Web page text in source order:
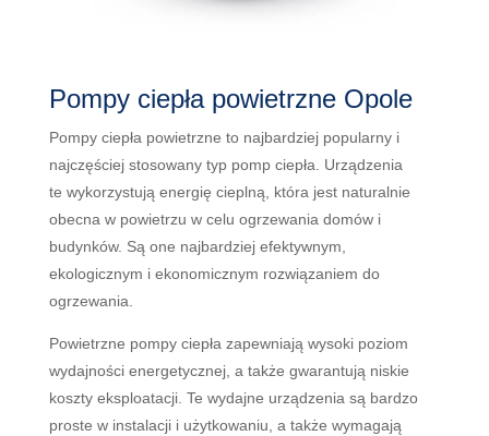
Pompy ciepła powietrzne Opole
Pompyciepłapowietrzne tonajbardziejpopularnyi
najczęściejstosowanytyppompciepła. Urządzenia
te wykorzystująenergię cieplną, którajestnaturalnie
obecnawpowietrzu wcelu ogrzewaniadomówi
budynków. Sąone najbardziejefektywnym,
ekologicznym iekonomicznym rozwiązaniem do
ogrzewania.
Powietrzne pompy ciepła zapewniają wysoki poziom
wydajności energetycznej, a także gwarantują niskie
koszty eksploatacji. Te wydajne urządzenia są bardzo
proste w instalacji i użytkowaniu, a także wymagają